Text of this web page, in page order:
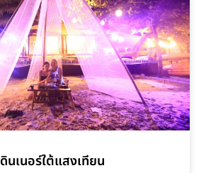
ดินเนอร์ใต้แสงเทียน